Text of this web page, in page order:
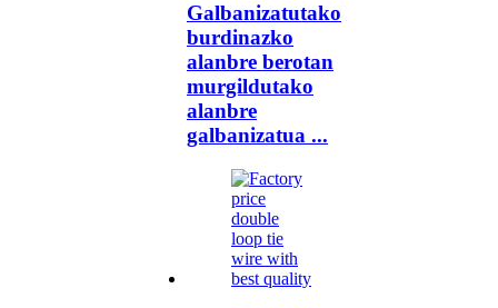
Galbanizatutako
burdinazko
alanbre berotan
murgildutako
alanbre
galbanizatua ...